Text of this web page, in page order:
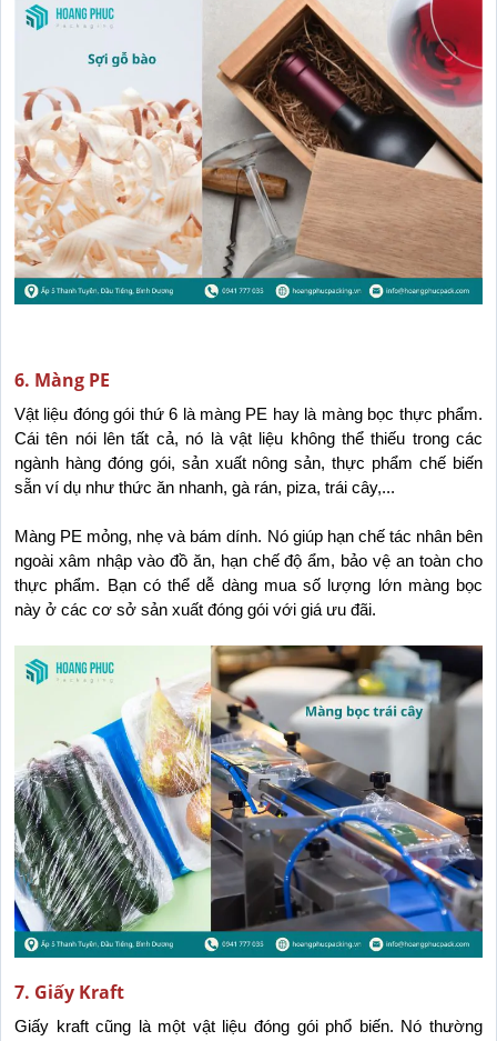
6. Màng PE
Vật liệu đóng gói thứ 6 là màng PE hay là màng bọc thực phẩm.
Cái tên nói lên tất cả, nó là vật liệu không thể thiếu trong các
ngành hàng đóng gói, sản xuất nông sản, thực phẩm chế biến
sẵn ví dụ như thức ăn nhanh, gà rán, piza, trái cây,...
Màng PE mỏng, nhẹ và bám dính. Nó giúp hạn chế tác nhân bên
ngoài xâm nhập vào đồ ăn, hạn chế độ ẩm, bảo vệ an toàn cho
thực phẩm. Bạn có thể dễ dàng mua số lượng lớn màng bọc
này ở các cơ sở sản xuất đóng gói với giá ưu đãi.
7. Giấy Kraft
Giấy kraft cũng là một vật liệu đóng gói phổ biến. Nó thường